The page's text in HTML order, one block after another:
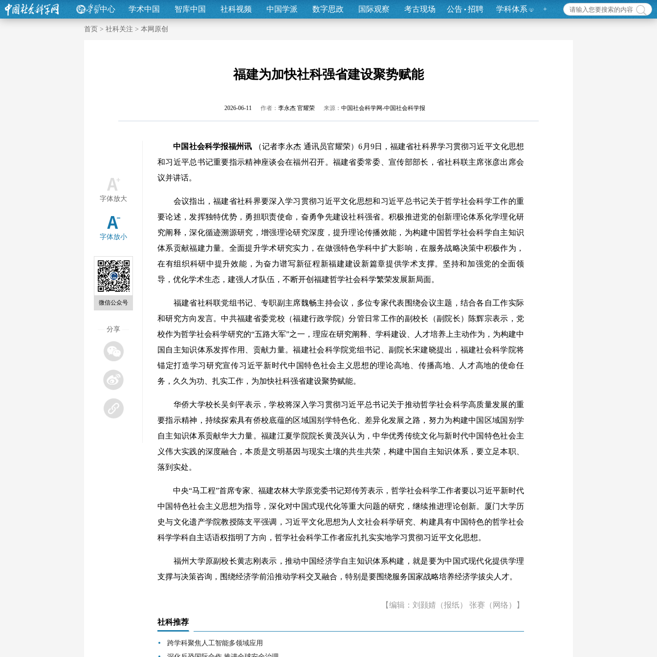
中心 学术中国 智库中国 社科视频 中国学派 数字思政 国际观察 考古现场 公告 招聘 学科体系 +
首页 > 社科关注 > 本网原创
福建为加快社科强省建设聚势赋能
2026-06-11 作者： 李永杰 官耀荣 来源： 中国社会科学网-中国社会科学报
字体放大
字体放小
微信公众号
分享
中国社会科学报福州讯 （记者李永杰 通讯员官耀荣）6月9日，福建省社科界学习贯彻习近平文化思想
和习近平总书记重要指示精神座谈会在福州召开。福建省委常委、宣传部部长，省社科联主席张彦出席会
议并讲话。
会议指出，福建省社科界要深入学习贯彻习近平文化思想和习近平总书记关于哲学社会科学工作的重
要论述，发挥独特优势，勇担职责使命，奋勇争先建设社科强省。积极推进党的创新理论体系化学理化研
究阐释，深化循迹溯源研究，增强理论研究深度，提升理论传播效能，为构建中国哲学社会科学自主知识
体系贡献福建力量。全面提升学术研究实力，在做强特色学科中扩大影响，在服务战略决策中积极作为，
在有组织科研中提升效能，为奋力谱写新征程新福建建设新篇章提供学术支撑。坚持和加强党的全面领
导，优化学术生态，建强人才队伍，不断开创福建哲学社会科学繁荣发展新局面。
福建省社科联党组书记、专职副主席魏畅主持会议，多位专家代表围绕会议主题，结合各自工作实际
和研究方向发言。中共福建省委党校（福建行政学院）分管日常工作的副校长（副院长）陈辉宗表示，党
校作为哲学社会科学研究的“五路大军”之一，理应在研究阐释、学科建设、人才培养上主动作为，为构建中
国自主知识体系发挥作用、贡献力量。福建社会科学院党组书记、副院长宋建晓提出，福建社会科学院将
锚定打造学习研究宣传习近平新时代中国特色社会主义思想的理论高地、传播高地、人才高地的使命任
务，久久为功、扎实工作，为加快社科强省建设聚势赋能。
华侨大学校长吴剑平表示，学校将深入学习贯彻习近平总书记关于推动哲学社会科学高质量发展的重
要指示精神，持续探索具有侨校底蕴的区域国别学特色化、差异化发展之路，努力为构建中国区域国别学
自主知识体系贡献华大力量。福建江夏学院院长黄茂兴认为，中华优秀传统文化与新时代中国特色社会主
义伟大实践的深度融合，本质是文明基因与现实土壤的共生共荣，构建中国自主知识体系，要立足本职、
落到实处。
中央“马工程”首席专家、福建农林大学原党委书记郑传芳表示，哲学社会科学工作者要以习近平新时代
中国特色社会主义思想为指导，深化对中国式现代化等重大问题的研究，继续推进理论创新。厦门大学历
史与文化遗产学院教授陈支平强调，习近平文化思想为人文社会科学研究、构建具有中国特色的哲学社会
科学学科自主话语权指明了方向，哲学社会科学工作者应扎扎实实地学习贯彻习近平文化思想。
福州大学原副校长黄志刚表示，推动中国经济学自主知识体系构建，就是要为中国式现代化提供学理
支撑与决策咨询，围绕经济学前沿推动学科交叉融合，特别是要围绕服务国家战略培养经济学拔尖人才。
【编辑：刘颢婧（报纸） 张赛（网络）】
社科推荐
跨学科聚焦人工智能多领域应用